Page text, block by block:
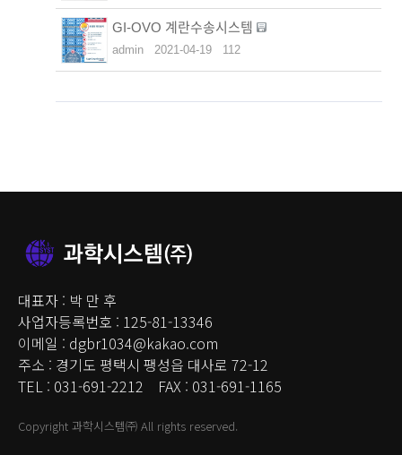
GI-OVO 계란수송시스템
admin 2021-04-19 112
대표자 : 박 만 후
사업자등록번호 : 125-81-13346
이메일 : dgbr1034@kakao.com
주소 : 경기도 평택시 팽성읍 대사로 72-12
TEL : 031-691-2212 FAX : 031-691-1165
Copyright 과학시스템㈜ All rights reserved.